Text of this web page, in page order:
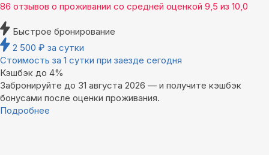
86 отзывов о проживании со средней оценкой 9,5 из 10,0
Быстрое бронирование
2 500 ₽ за сутки
Стоимость за 1 сутки при заезде сегодня
Кэшбэк до 4%
Забронируйте до 31 августа 2026 — и получите кэшбэк
бонусами после оценки проживания.
Подробнее